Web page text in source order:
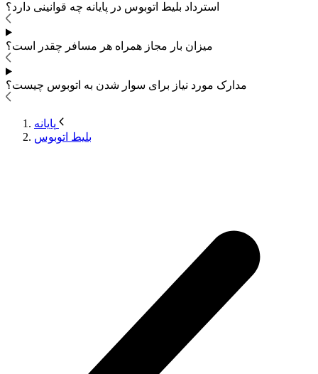
استرداد بلیط اتوبوس در پایانه چه قوانینی دارد؟
میزان بار مجاز همراه هر مسافر چقدر است؟
مدارک مورد نیاز برای سوار شدن به اتوبوس چیست؟
بلیط اتوبوس